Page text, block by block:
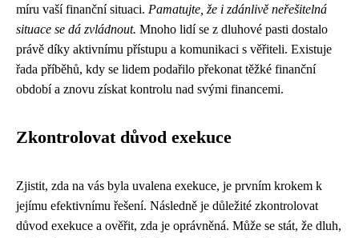
míru vaší finanční situaci. Pamatujte, že i zdánlivě neřešitelná
situace se dá zvládnout. Mnoho lidí se z dluhové pasti dostalo
právě díky aktivnímu přístupu a komunikaci s věřiteli. Existuje
řada příběhů, kdy se lidem podařilo překonat těžké finanční
období a znovu získat kontrolu nad svými financemi.
Zkontrolovat důvod exekuce
Zjistit, zda na vás byla uvalena exekuce, je prvním krokem k
jejímu efektivnímu řešení. Následně je důležité zkontrolovat
důvod exekuce a ověřit, zda je oprávněná. Může se stát, že dluh,